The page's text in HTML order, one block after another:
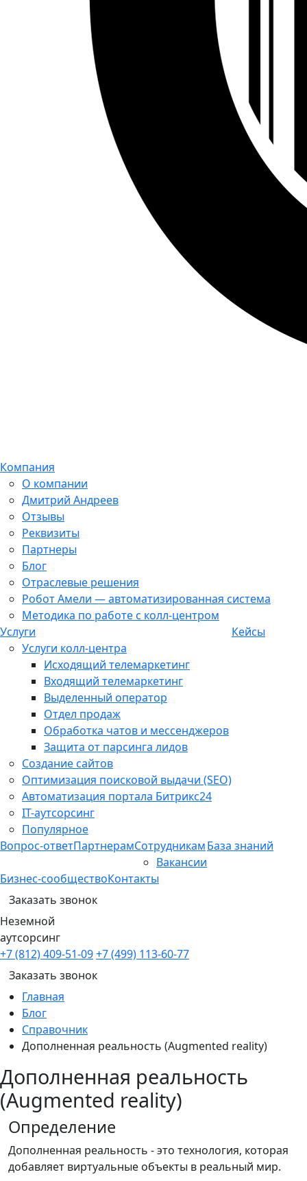
Компания
О компании
Дмитрий Андреев
Отзывы
Реквизиты
Партнеры
Блог
Отраслевые решения
Робот Амели — автоматизированная система
Методика по работе с колл-центром
Услуги
Услуги колл-центра
Исходящий телемаркетинг
Входящий телемаркетинг
Выделенный оператор
Отдел продаж
Обработка чатов и мессенджеров
Защита от парсинга лидов
Создание сайтов
Оптимизация поисковой выдачи (SEO)
Автоматизация портала Битрикс24
IT-аутсорсинг
Популярное
Кейсы
Вопрос-ответПартнерамСотрудникам
Вакансии
База знаний
Бизнес-сообществоКонтакты
Заказать звонок
Неземной
аутсорсинг
+7 (812) 409-51-09+7 (499) 113-60-77
Заказать звонок
Главная
Блог
Справочник
Дополненная реальность (Augmented reality)
Дополненная реальность
(Augmented reality)
Определение
Дополненная реальность - это технология, которая
добавляет виртуальные объекты в реальный мир.